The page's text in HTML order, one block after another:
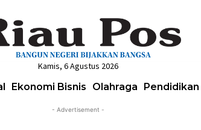
Kamis, 6 Agustus 2026
Ekonomi Bisnis Olahraga Pendidikan
- Advertisement -